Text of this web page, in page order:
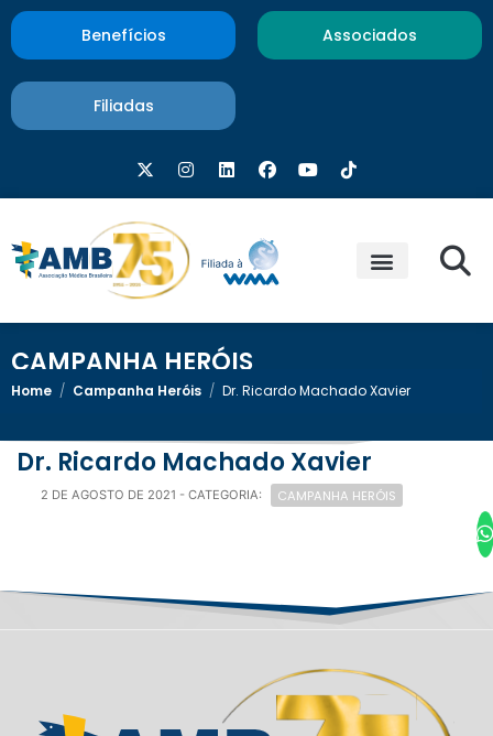
Benefícios Associados
Filiadas
CAMPANHA HERÓIS
Home / Campanha Heróis / Dr. Ricardo Machado Xavier
Dr. Ricardo Machado Xavier
2 DE AGOSTO DE 2021 - CATEGORIA: CAMPANHA HERÓIS